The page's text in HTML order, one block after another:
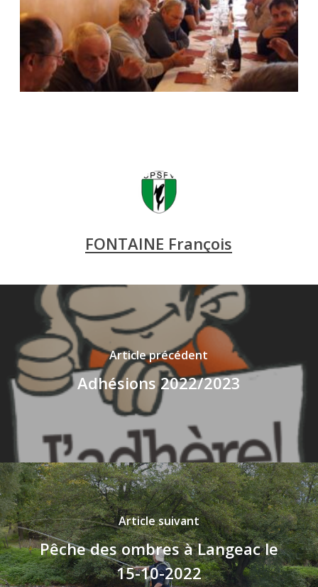
FONTAINE François
Article précédent
Adhésions 2022/2023
Article suivant
Pêche des ombres à Langeac le
15-10-2022